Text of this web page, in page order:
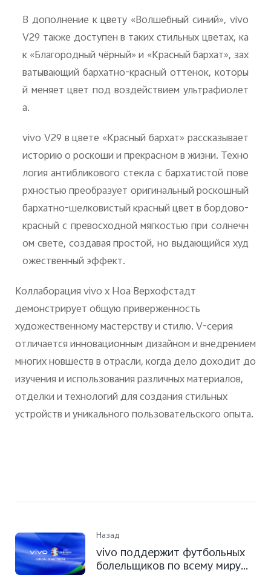
В дополнение к цвету «Волшебный синий», vivo
V29 также доступен в таких стильных цветах, ка
к «Благородный чёрный» и «Красный бархат», зах
ватывающий бархатно-красный оттенок, которы
й меняет цвет под воздействием ультрафиолет
а.
vivo V29 в цвете «Красный бархат» рассказывает
историю о роскоши и прекрасном в жизни. Техно
логия антибликового стекла с бархатистой пове
рхностью преобразует оригинальный роскошный
бархатно-шелковистый красный цвет в бордово-
красный с превосходной мягкостью при солнечн
ом свете, создавая простой, но выдающийся худ
ожественный эффект.
Коллаборация vivo x Ноа Верхофстадт
демонстрирует общую приверженность
художественному мастерству и стилю. V-серия
отличается инновационным дизайном и внедрением
многих новшеств в отрасли, когда дело доходит до
изучения и использования различных материалов,
отделки и технологий для создания стильных
устройств и уникального пользовательского опыта.
Назад
vivo поддержит футбольных
болельщиков по всему миру